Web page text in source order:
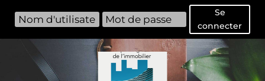
Se
connecter